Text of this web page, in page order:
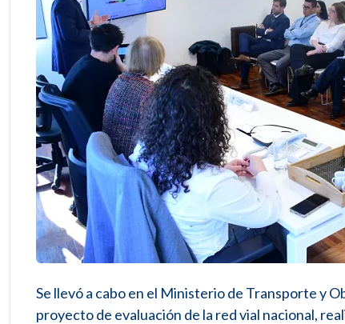
Se llevó a cabo en el Ministerio de Transporte y
proyecto de evaluación de la red vial nacional,